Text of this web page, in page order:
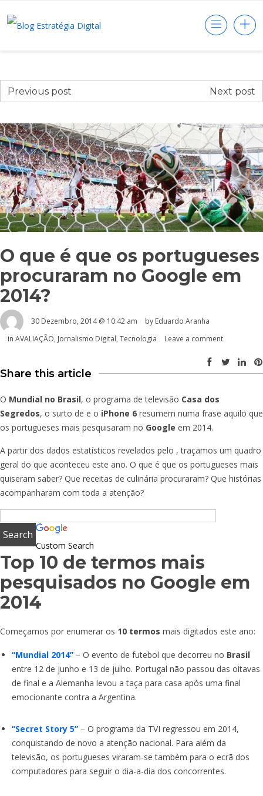
Previous post Next post
O que é que os portugueses
procuraram no Google em
2014?
30 Dezembro, 2014 @ 10:42 am by Eduardo Aranha
in AVALIAÇÃO, Jornalismo Digital, Tecnologia Leave a comment
Share this article
O Mundial no Brasil, o programa de televisão Casa dos
Segredos, o surto de e o iPhone 6 resumem numa frase aquilo que
os portugueses mais pesquisaram no Google em 2014.
A partir dos dados estatísticos revelados pelo , traçamos um quadro
geral do que aconteceu este ano. O que é que os portugueses mais
quiseram saber? Que receitas de culinária procuraram? Que histórias
acompanharam com toda a atenção?
Custom Search
Top 10 de termos mais
pesquisados no Google em
2014
Começamos por enumerar os 10 termos mais digitados este ano:
“Mundial 2014” – O evento de futebol que decorreu no Brasil
entre 12 de junho e 13 de julho. Portugal não passou das oitavas
de final e a Alemanha levou a taça para casa após uma final
emocionante contra a Argentina.
“Secret Story 5” – O programa da TVI regressou em 2014,
conquistando de novo a atenção nacional. Para além da
televisão, os portugueses viraram-se também para o ecrã dos
computadores para seguir o dia-a-dia dos concorrentes.